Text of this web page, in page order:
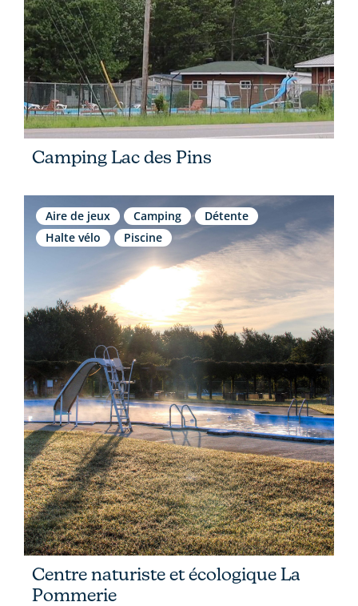
Camping Lac des Pins
Aire de jeux Camping
Détente
Halte vélo
Piscine
Centre naturiste et écologique La
Pommerie